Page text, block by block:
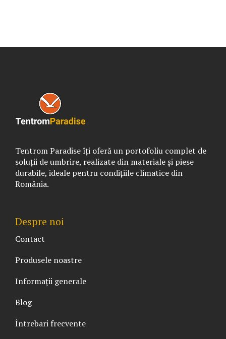
Tentrom Paradise îți oferă un portofoliu complet de
soluții de umbrire, realizate din materiale și piese
durabile, ideale pentru condițiile climatice din
România.
Despre noi
Contact
Produsele noastre
Informații generale
Blog
Întrebari frecvente